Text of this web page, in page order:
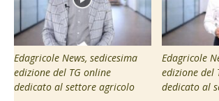
Edagricole News, sedicesima
edizione del TG online
dedicato al settore agricolo
Edagricole
edizione del
dedicato al